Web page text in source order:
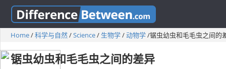
Home/科学与自然/Science/ 生物学/动物学/锯虫幼虫和毛毛虫之间的
锯虫幼虫和毛毛虫之间的差异